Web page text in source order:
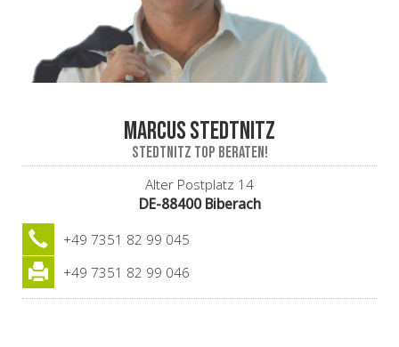
Marcus Stedtnitz
stedtnITz top beraten!
Alter Postplatz 14
DE-88400 Biberach
+49 7351 82 99 045
+49 7351 82 99 046